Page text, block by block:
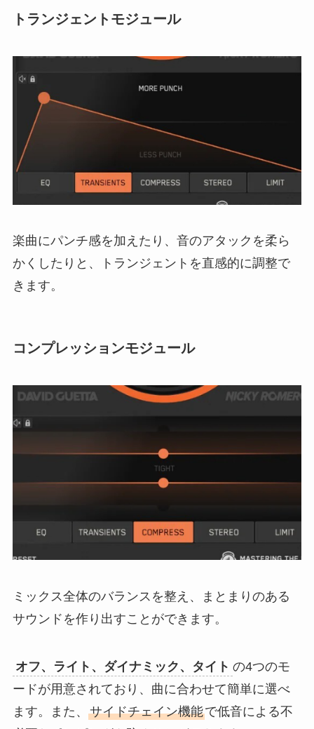
トランジェントモジュール
楽曲にパンチ感を加えたり、音のアタックを柔ら
かくしたりと、トランジェントを直感的に調整で
きます。
コンプレッションモジュール
ミックス全体のバランスを整え、まとまりのある
サウンドを作り出すことができます。
オフ、ライト、ダイナミック、タイト の4つのモ
ードが用意されており、曲に合わせて簡単に選べ
ます。また、 サイドチェイン機能で低音による不